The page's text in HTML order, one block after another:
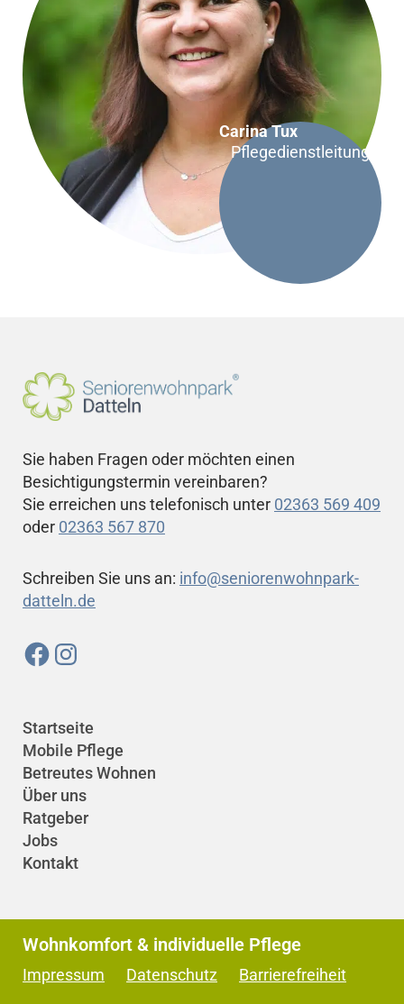
Carina Tux
Pflegedienstleitung
Sie haben Fragen oder möchten einen
Besichtigungstermin vereinbaren?
Sie erreichen uns telefonisch unter 02363 569 409
oder 02363 567 870
Schreiben Sie uns an: info@seniorenwohnpark-
datteln.de
Startseite
Mobile Pflege
Betreutes Wohnen
Über uns
Ratgeber
Jobs
Kontakt
Wohnkomfort & individuelle Pflege
Impressum Datenschutz Barrierefreiheit